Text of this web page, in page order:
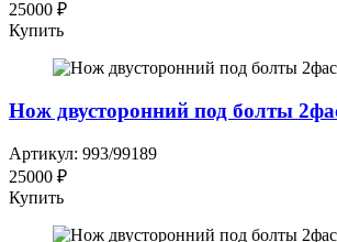
25000 ₽
Купить
Нож двусторонний под болты
Артикул: 993/99189
25000 ₽
Купить